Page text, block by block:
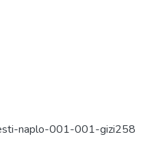
naplo-001-001-gizi258